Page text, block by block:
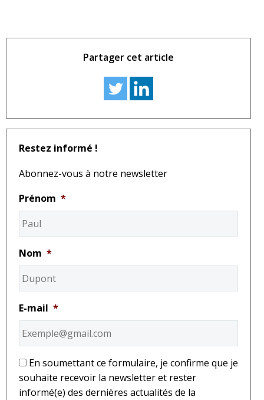
Partager cet article
Restez informé !
Abonnez-vous à notre newsletter
Prénom *
Nom *
E-mail *
* En soumettant ce formulaire, je confirme que je
souhaite recevoir la newsletter et rester
informé(e) des dernières actualités de la